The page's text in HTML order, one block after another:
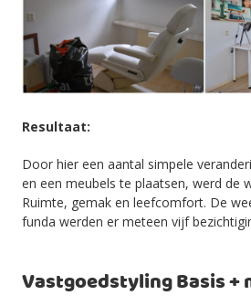
Resultaat:
Door hier een aantal simpele
en een meubels te plaatsen, werd de
Ruimte, gemak en leefcomfort. De
funda werden er meteen vijf
Vastgoedstyling Basis